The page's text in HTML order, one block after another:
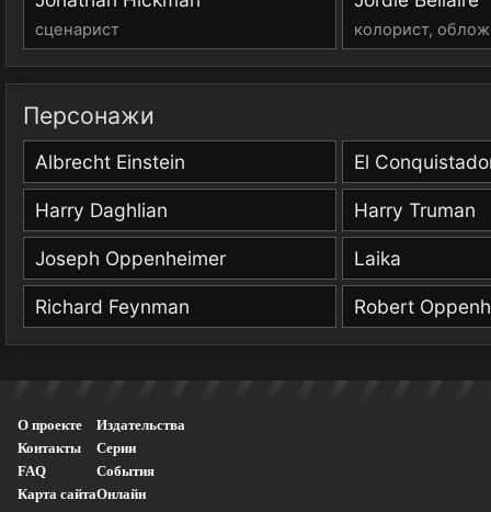
сценарист колорист,
Персонажи
Albrecht Einstein El
Harry Daghlian Harry Truman
Joseph Oppenheimer Laika
Richard Feynman Robert
О проекте
Контакты
FAQ
Карта сайта
Издательства
Серии
События
Онлайн